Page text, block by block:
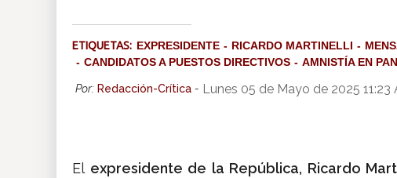
ETIQUETAS: EXPRESIDENTE RICARDO MARTINELLI
CANDIDATOS A PUESTOS DIRECTIVOS
AMNISTÍA EN
Por: Redacción-Crítica - Lunes 05 de Mayo de 2025 11:23
El expresidente de la República, Ricardo